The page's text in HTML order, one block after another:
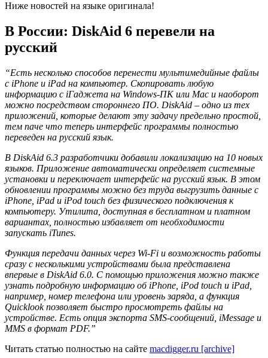
Ниже новостей на языке оригинала!
В России: DiskAid 6 перевели на
русский
“Есть несколько способов перенести мультимедийные файлы
с iPhone и iPad на компьютер. Скопировать любую
информацию с iГаджета на Windows-ПК или Mac и наоборот
можно посредством стороннего ПО. DiskAid – одно из тех
приложений, которые делают эту задачу предельно простой,
тем паче что теперь интерфейс программы полностью
переведен на русский язык.
В DiskAid 6.3 разработчики добавили локализацию на 10 новых
языков. Приложение автоматически определяет системные
установки и переключает интерфейс на русский язык. В этом
обновлении программы можно без труда выгрузить данные с
iPhone, iPad и iPod touch без физического подключения к
компьютеру. Утилита, доступная в бесплатном и платном
вариантах, полностью избавляет от необходимости
запускать iTunes.
Функция передачи данных через Wi-Fi и возможность работы
сразу с несколькими устройствами была представлена
впервые в DiskAid 6.0. С помощью приложения можно также
узнать подробную информацию об iPhone, iPod touch и iPad,
например, номер телефона или уровень заряда, а функция
Quicklook позволяет быстро просмотреть файлы на
устройстве. Есть опция экспорта SMS-сообщений, iMessage и
MMS в формат PDF.”
Читать статью полностью на сайте macdigger.ru [archive]